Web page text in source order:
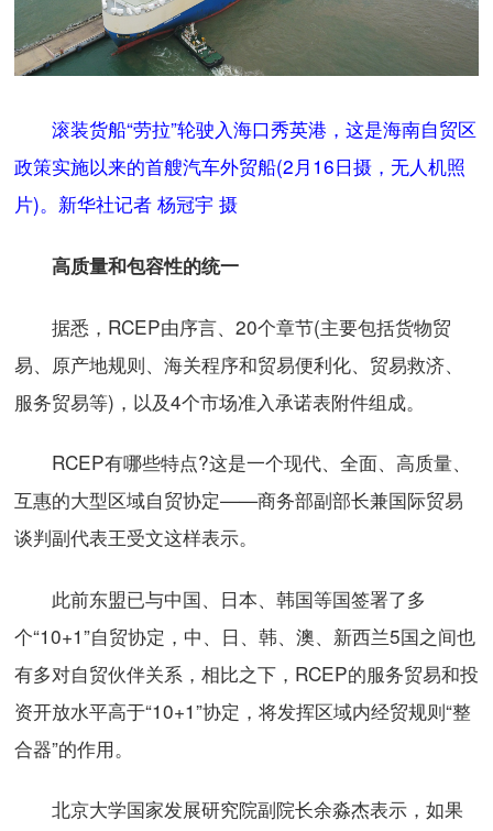
滚装货船“劳拉”轮驶入海口秀英港，这是海南自贸区
政策实施以来的首艘汽车外贸船(2月16日摄，无人机照
片)。新华社记者 杨冠宇 摄
高质量和包容性的统一
据悉，RCEP由序言、20个章节(主要包括货物贸
易、原产地规则、海关程序和贸易便利化、贸易救济、
服务贸易等)，以及4个市场准入承诺表附件组成。
RCEP有哪些特点?这是一个现代、全面、高质量、
互惠的大型区域自贸协定——商务部副部长兼国际贸易
谈判副代表王受文这样表示。
此前东盟已与中国、日本、韩国等国签署了多
个“10+1”自贸协定，中、日、韩、澳、新西兰5国之间也
有多对自贸伙伴关系，相比之下，RCEP的服务贸易和投
资开放水平高于“10+1”协定，将发挥区域内经贸规则“整
合器”的作用。
北京大学国家发展研究院副院长余淼杰表示，如果